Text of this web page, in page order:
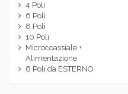
4 Poli
6 Poli
8 Poli
10 Poli
Microcoassiale +
Alimentazione
6 Poli da ESTERNO